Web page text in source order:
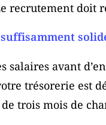
recrutement doit
salaires avant
trésorerie est
trois mois de